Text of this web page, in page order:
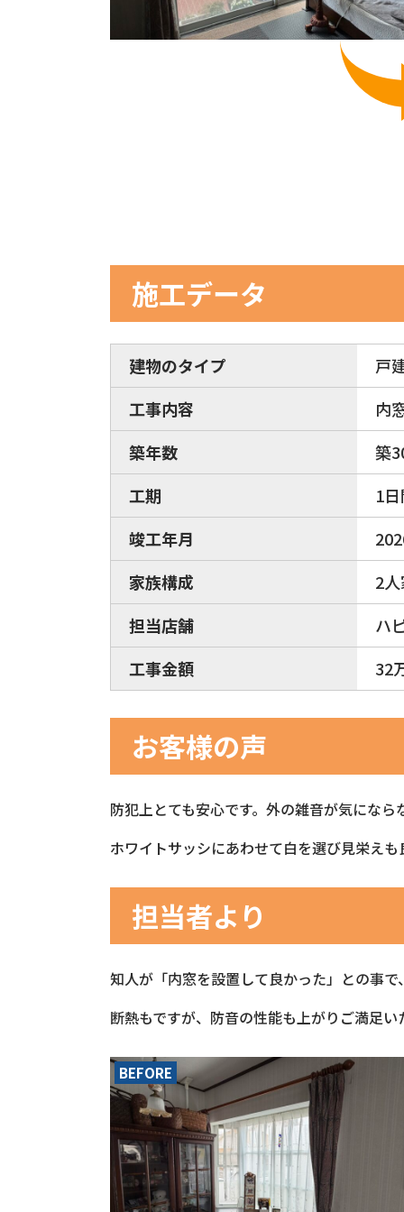
施工データ
建物のタイプ
戸
工事内容
内
築年数
築
工期
1
竣工年月
家族構成
2
担当店舗
ハ
工事金額
32
お客様の声
防犯上とても安心です。外の雑音が気にな
ホワイトサッシにあわせて白を選び見栄え
担当者より
知人が「内窓を設置して良かった」との事
断熱もですが、防音の性能も上がりご満足
BEFORE